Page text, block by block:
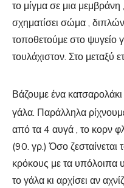
το μίγμα σε μια
σχηματίσει σώμα ,
τοποθετούμε στο ψυγείο
τουλάχιστον. Στο μεταξύ
Βάζουμε ένα
γάλα. Παράλληλα
από τα 4 αυγά , το κορν
(90. γρ.) Όσο
κρόκους με τα υπόλοιπα
το γάλα κι αρχίσει αν